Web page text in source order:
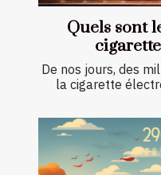
Quels sont
De nos jours, des
la cigarette